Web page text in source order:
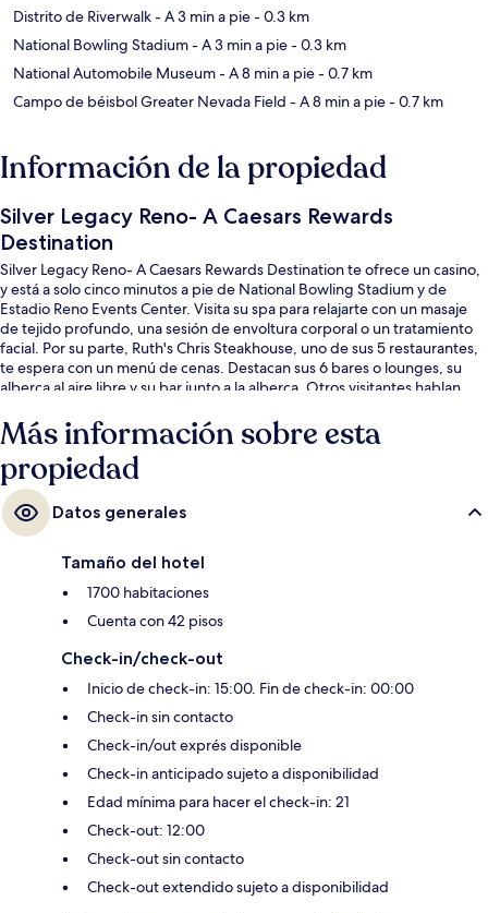
Distrito de Riverwalk- A 3 min a pie- 0.3 km
National Bowling Stadium- A 3 min a pie- 0.3 km
National Automobile Museum- A 8 min a pie- 0.7 km
Campo de béisbol Greater Nevada Field - A 8 min a pie- 0.7 km
Información de la propiedad
Silver Legacy Reno- A Caesars Rewards
Destination
Silver Legacy Reno- A Caesars Rewards Destination te ofrece un casino,
y está a solo cinco minutos a pie de National Bowling Stadium y de
Estadio Reno Events Center. Visita su spa para relajarte con un masaje
de tejido profundo, una sesión de envoltura corporal o un tratamiento
facial. Por su parte, Ruth's Chris Steakhouse, uno de sus 5 restaurantes,
te espera con un menú de cenas. Destacan sus 6 bares o lounges, su
alberca al aire libre y su bar junto a la alberca. Otros visitantes hablan
y el personal amable.
Más información sobre esta
propiedad
Datos generales
Tamaño del hotel
1700 habitaciones
Cuenta con 42 pisos
Check-in/check-out
Inicio de check-in: 15:00. Fin de check-in: 00:00
Check-in sin contacto
Check-in/out exprés disponible
Check-in anticipado sujeto a disponibilidad
Edad mínima para hacer el check-in: 21
Check-out: 12:00
Check-out sin contacto
Check-out extendido sujeto a disponibilidad